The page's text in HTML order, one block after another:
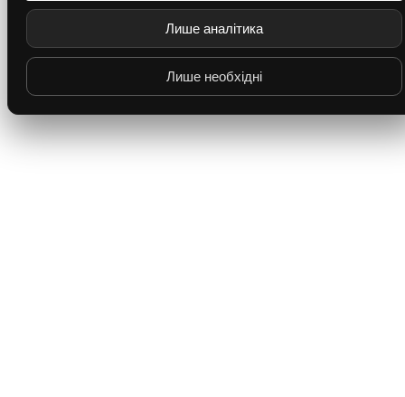
Лише аналітика
Лише необхідні